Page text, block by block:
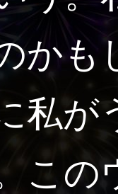
かも
私が
この